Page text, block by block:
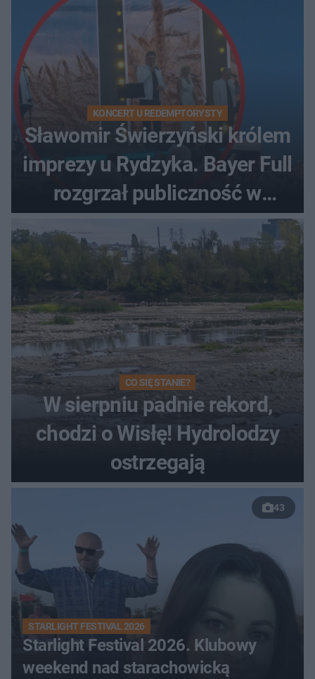
KONCERT U REDEMPTORYSTY
Sławomir Świerzyński królem
imprezy u Rydzyka. Bayer Full
rozgrzał publiczność w
Toruniu
CO SIĘ STANIE?
W sierpniu padnie rekord,
chodzi o Wisłę! Hydrolodzy
ostrzegają
43
STARLIGHT FESTIVAL 2026
Starlight Festival 2026. Klubowy
weekend nad starachowicką